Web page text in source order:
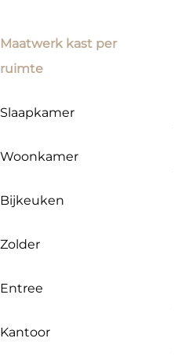
Maatwerk kast per
ruimte
Slaapkamer
Woonkamer
Bijkeuken
Zolder
Entree
Kantoor